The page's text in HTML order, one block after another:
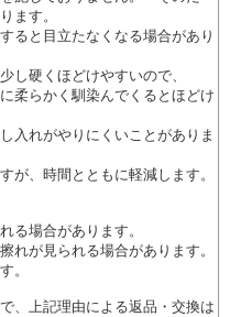
ます。
ると目立たなくなる場合があり
し硬くほどけやすいので、
柔らかく馴染んでくるとほどけ
入れがやりにくいことがありま
が、時間とともに軽減します。
る場合があります。
れが見られる場合があります。
。
、上記理由による返品・交換は